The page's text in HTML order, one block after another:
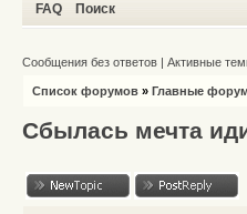
FAQ Поиск
Сообщения без ответов | Активные
Список форумов » Главные
Сбылась мечта